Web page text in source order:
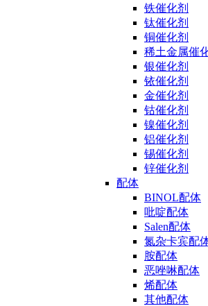
铁催化剂
钛催化剂
铜催化剂
稀土金属催
银催化剂
铱催化剂
金催化剂
钴催化剂
镍催化剂
铝催化剂
锡催化剂
锌催化剂
配体
BINOL配体
吡啶配体
Salen配体
氮杂卡宾配
胺配体
恶唑啉配体
烯配体
其他配体